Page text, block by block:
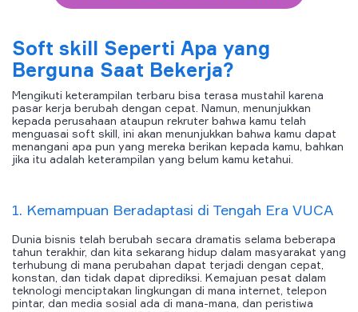
Soft skill Seperti Apa yang
Berguna Saat Bekerja?
Mengikuti keterampilan terbaru bisa terasa mustahil karena
pasar kerja berubah dengan cepat. Namun, menunjukkan
kepada perusahaan ataupun rekruter bahwa kamu telah
menguasai soft skill, ini akan menunjukkan bahwa kamu dapat
menangani apa pun yang mereka berikan kepada kamu, bahkan
jika itu adalah keterampilan yang belum kamu ketahui.
1. Kemampuan Beradaptasi di Tengah Era VUCA
Dunia bisnis telah berubah secara dramatis selama beberapa
tahun terakhir, dan kita sekarang hidup dalam masyarakat yang
terhubung di mana perubahan dapat terjadi dengan cepat,
konstan, dan tidak dapat diprediksi. Kemajuan pesat dalam
teknologi menciptakan lingkungan di mana internet, telepon
pintar, dan media sosial ada di mana-mana, dan peristiwa